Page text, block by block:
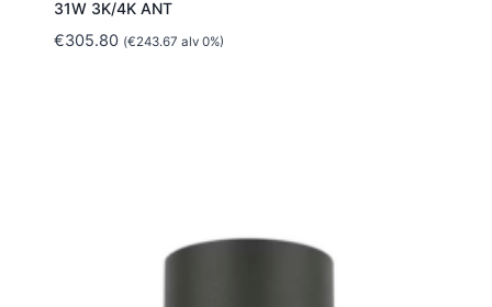
31W 3K/4K ANT
€305.80 (€243.67 alv 0%)